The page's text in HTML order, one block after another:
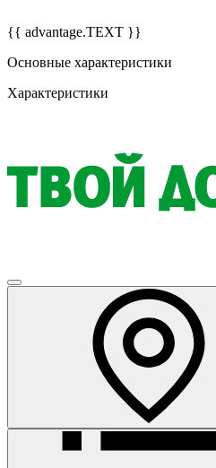
{{ advantage.TEXT }}
Основные характеристики
Характеристики